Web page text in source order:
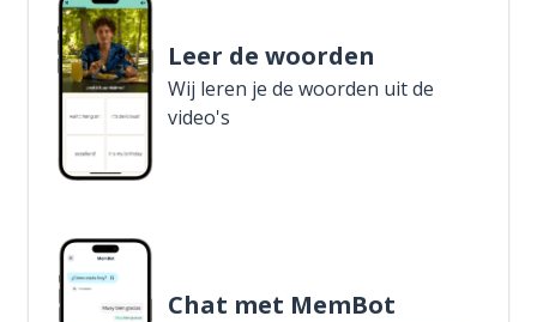
Leer de woorden
Wij leren je de woorden uit de
video's
Chat met MemBot